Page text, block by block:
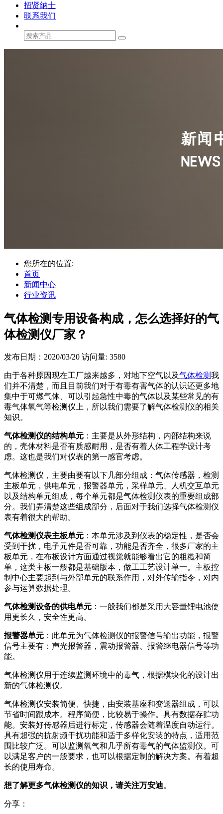
招贤纳士
联系我们
您所在的位置:
首页
新闻中心
行业资讯
气体检测专用设备构成，怎么选择好的气
体检测仪厂家？
发布日期：2020/03/20 访问量: 3580
由于各种原因现在工厂越来越多，对地下空气以及气体检测我
们并不清楚，而且目前我们对于有毒有害气体的认识还更多地
集中于可燃气体、可以引起急性中毒的气体以及某些常见的有
毒气体氧气等检测仪上，所以我们需要了解气体检测仪的相关
知识。
气体检测仪的结构单元 ：主要是从外形结构，内部结构来说
的，壳体材料是否有质感耐用，是否有着人体工程学设计考
虑。这也是我们对仪表的第一感官考虑。
气体检测仪，主要由要有以下几部分组成：气体传感器，检测
主板单元，供电单元，报警器单元，采样单元、人机交互单元
以及结构单元组成，每个单元都是气体检测仪表的重要组成部
分。我们弄清楚这些组成部分，后面对于我们选择气体检测仪
表有着很大的帮助。
气体检测仪表主板单元 ：本单元涉及到仪表的稳定性，是否会
受到干扰，电子元件是否可靠，功能是否齐全，很多厂家的主
板单元，在布板设计方面通过视觉就能够看出它的粗糙和简
单，这类主板一般都是基础版本，做工工艺设计单一。主板控
制中心主要起到与外部单元的联系作用，对外传输指令，对内
参与运算数据处理。
气体检测设备的供电单元 ：一般我们都是采用大容量锂电池使
用更长久，安全性更高。
报警器单元 ：此单元为气体检测仪的报警信号输出功能，报警
信号主要有：声光报警器，震动报警器、报警继电器信号等功
能。
气体检测仪用于连续监测环境中的毒气，根据模块化的设计出
新的气体检测仪。
气体检测仪安装简便、快捷，由安装基座和变送器组成，可以
节省时间跟成本。程序简便，比较易于操作。具有数据存贮功
能。安装好传感器后进行标定，传感器会随着温度自动运行。
具有超强的抗射频干扰功能和适于多样化安装的特点，适用范
围比较广泛。可以监测氧气和几乎所有毒气的气体监测仪。可
以满足客户的一般要求，也可以根据定制的解决方案。有着超
长的使用寿命。
想了解更多气体检测仪的知识，请关注万安迪。
分享：